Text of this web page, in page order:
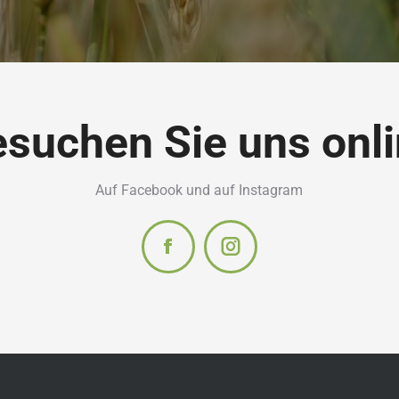
Sie uns
Auf Facebook und auf Instagram
FacebookInstagram